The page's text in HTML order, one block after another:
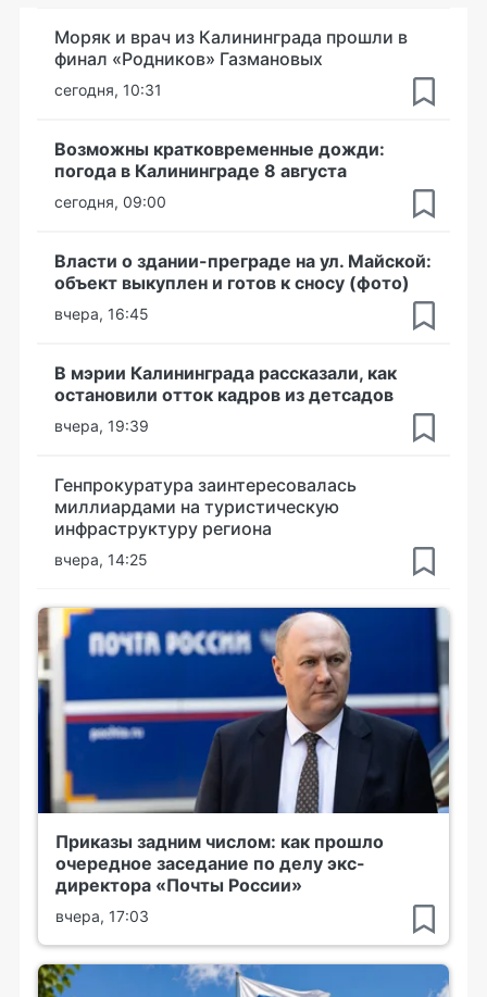
Моряк и врач из Калининграда прошли в
финал «Родников» Газмановых
сегодня, 10:31
Возможны кратковременные дожди:
погода в Калининграде 8 августа
сегодня, 09:00
Власти о здании-преграде на ул. Майской:
объект выкуплен и готов к сносу (фото)
вчера, 16:45
В мэрии Калининграда рассказали, как
остановили отток кадров из детсадов
вчера, 19:39
Генпрокуратура заинтересовалась
миллиардами на туристическую
инфраструктуру региона
вчера, 14:25
Приказы задним числом: как прошло
очередное заседание по делу экс-
директора «Почты России»
вчера, 17:03